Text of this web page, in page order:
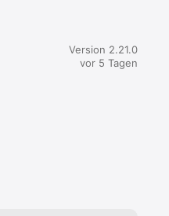
Version 2.21.0
vor 5 Tagen